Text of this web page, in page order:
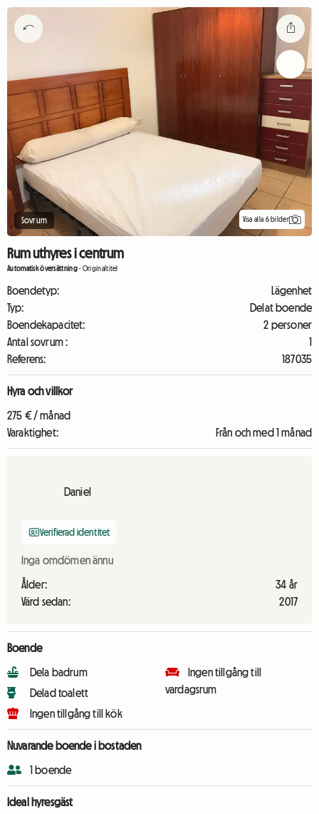
Sovrum Visa alla 6 bilder
Rum uthyres i centrum
Automatisk översättning-Originaltitel
Boendetyp:
Lägenhet
Typ:
Delat boende
Boendekapacitet:
2 personer
Antal sovrum :
1
Referens:
187035
Hyra och villkor
275 € / månad
Varaktighet:
Från och med 1 månad
Daniel
Verifierad identitet
Inga omdömen ännu
Ålder:
34 år
Värd sedan:
2017
Boende
Dela badrum
Delad toalett
Ingen tillgång till kök
Ingen tillgång till
vardagsrum
Nuvarande boende i bostaden
1 boende
Ideal hyresgäst